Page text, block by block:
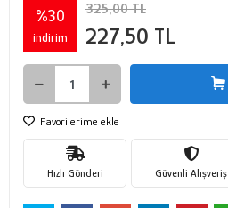
%30
indirim
325,00 TL
227,50 TL
Favorilerime ekle
Hızlı Gönderi Güvenli Alışveriş